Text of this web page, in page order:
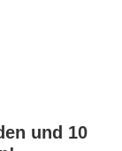
und 10